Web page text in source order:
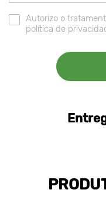
Autorizo o
política de